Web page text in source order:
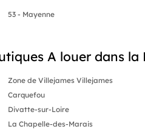
53 - Mayenne
A louer dans
Zone de Villejames Villejames
Carquefou
Divatte-sur-Loire
La Chapelle-des-Marais